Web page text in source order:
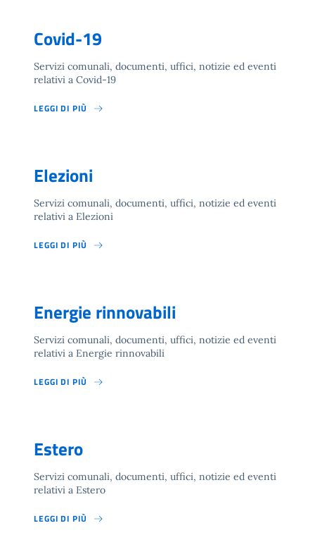
Covid-19
Servizi comunali, documenti, uffici, notizie ed eventi
relativi a Covid-19
LEGGI DI PIÙ
Elezioni
Servizi comunali, documenti, uffici, notizie ed eventi
relativi a Elezioni
LEGGI DI PIÙ
Energie rinnovabili
Servizi comunali, documenti, uffici, notizie ed eventi
relativi a Energie rinnovabili
LEGGI DI PIÙ
Estero
Servizi comunali, documenti, uffici, notizie ed eventi
relativi a Estero
LEGGI DI PIÙ